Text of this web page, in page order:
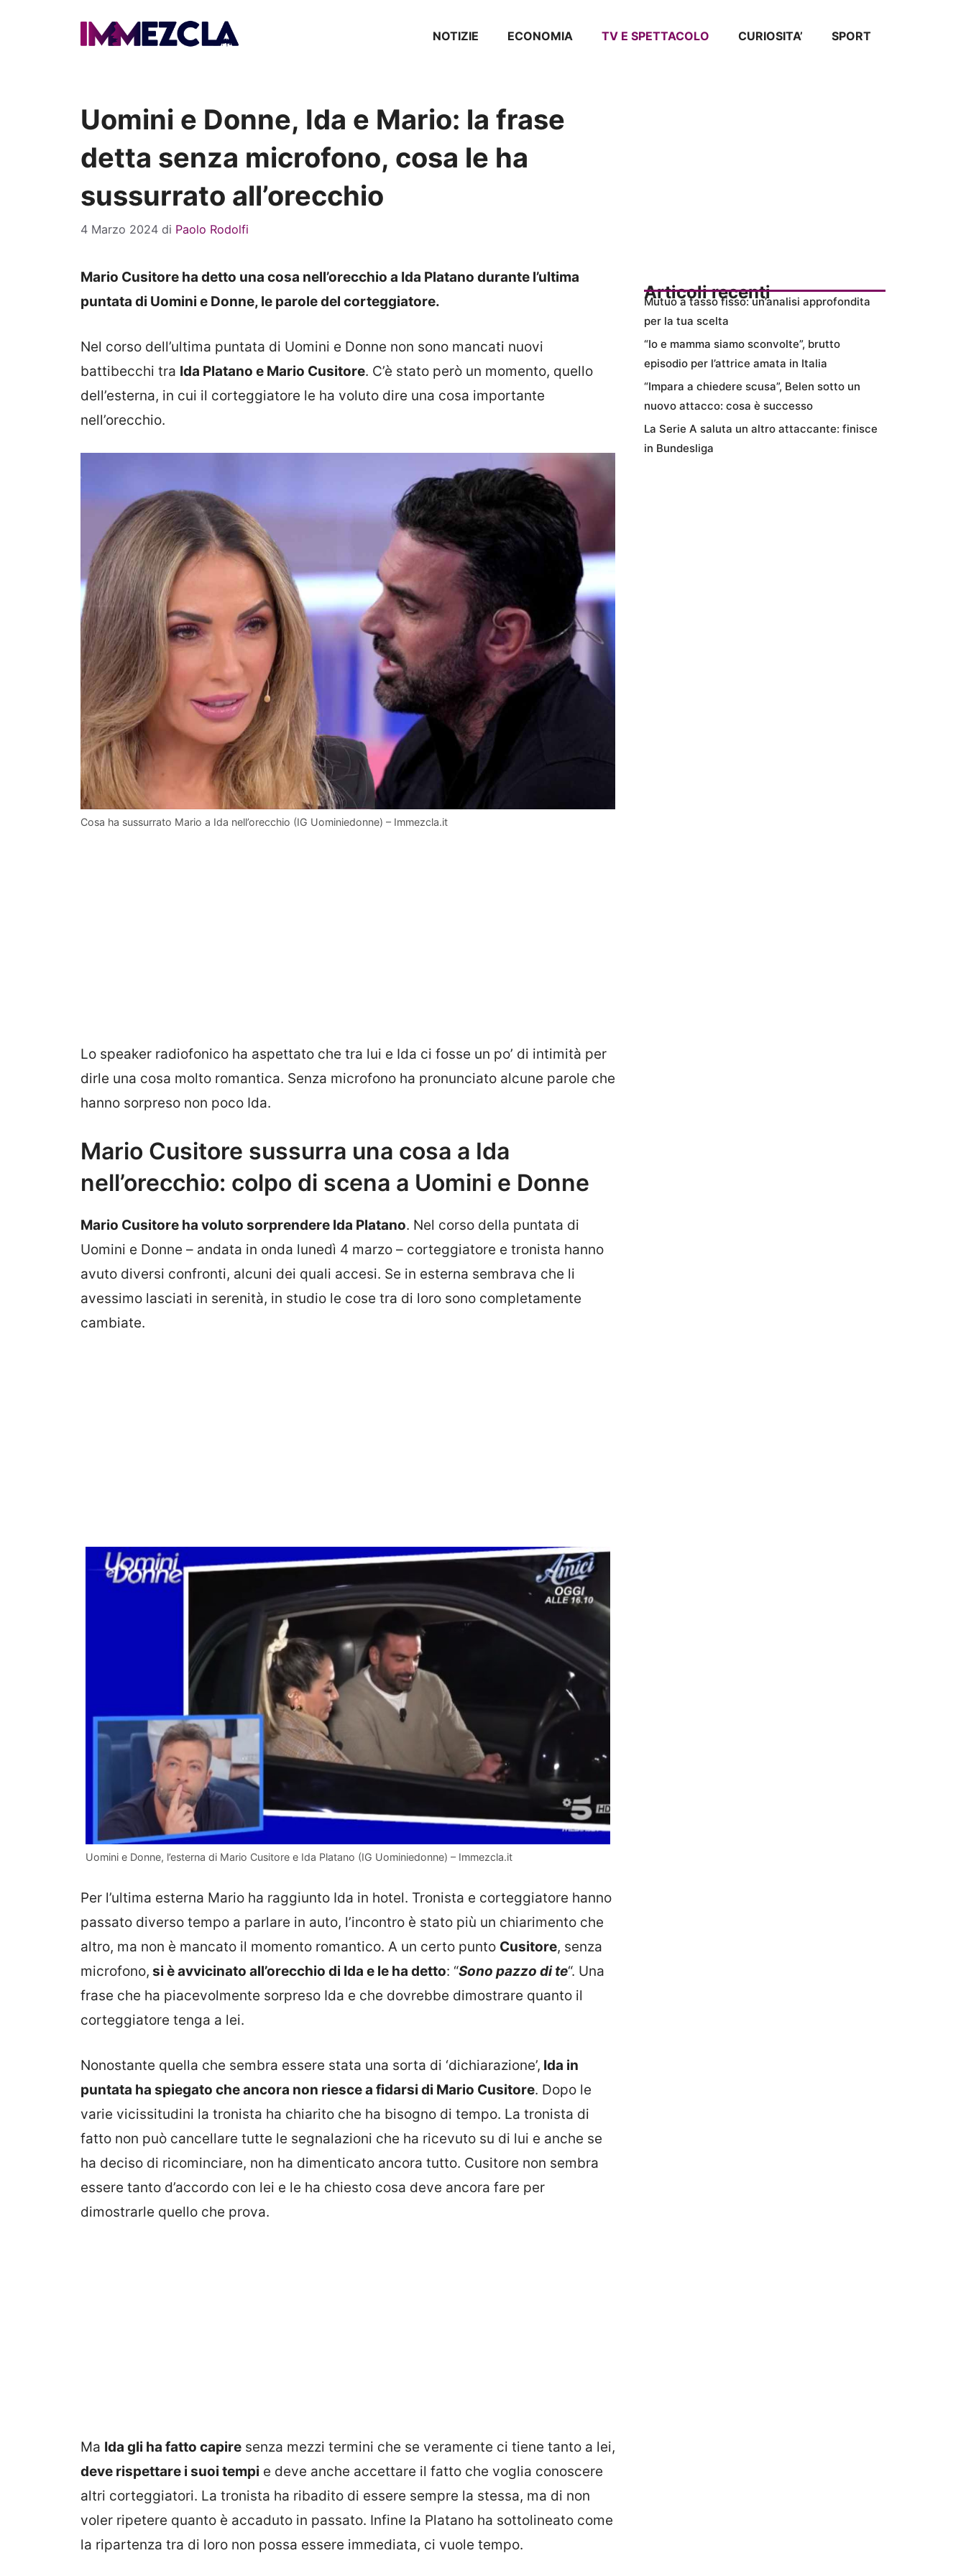
NOTIZIE ECONOMIA TV E SPETTACOLO CURIOSITA’ SPORT
Uomini e Donne, Ida e Mario: la frase
detta senza microfono, cosa le ha
sussurrato all’orecchio
4 Marzo 2024 di Paolo Rodolfi
Mario Cusitore ha detto una cosa nell’orecchio a Ida Platano durante l’ultima
puntata di Uomini e Donne, le parole del corteggiatore.
Nel corso dell’ultima puntata di Uomini e Donne non sono mancati nuovi
battibecchi tra Ida Platano e Mario Cusitore. C’è stato però un momento, quello
dell’esterna, in cui il corteggiatore le ha voluto dire una cosa importante
nell’orecchio.
Cosa ha sussurrato Mario a Ida nell’orecchio (IG Uominiedonne) – Immezcla.it
Lo speaker radiofonico ha aspettato che tra lui e Ida ci fosse un po’ di intimità per
dirle una cosa molto romantica. Senza microfono ha pronunciato alcune parole che
hanno sorpreso non poco Ida.
Mario Cusitore sussurra una cosa a Ida
nell’orecchio: colpo di scena a Uomini e Donne
Mario Cusitore ha voluto sorprendere Ida Platano. Nel corso della puntata di
Uomini e Donne – andata in onda lunedì 4 marzo – corteggiatore e tronista hanno
avuto diversi confronti, alcuni dei quali accesi. Se in esterna sembrava che li
avessimo lasciati in serenità, in studio le cose tra di loro sono completamente
cambiate.
Uomini e Donne, l’esterna di Mario Cusitore e Ida Platano (IG Uominiedonne) – Immezcla.it
Per l’ultima esterna Mario ha raggiunto Ida in hotel. Tronista e corteggiatore hanno
passato diverso tempo a parlare in auto, l’incontro è stato più un chiarimento che
altro, ma non è mancato il momento romantico. A un certo punto Cusitore, senza
microfono, si è avvicinato all’orecchio di Ida e le ha detto: “Sono pazzo di te“. Una
frase che ha piacevolmente sorpreso Ida e che dovrebbe dimostrare quanto il
corteggiatore tenga a lei.
Nonostante quella che sembra essere stata una sorta di ‘dichiarazione’, Ida in
puntata ha spiegato che ancora non riesce a fidarsi di Mario Cusitore. Dopo le
varie vicissitudini la tronista ha chiarito che ha bisogno di tempo. La tronista di
fatto non può cancellare tutte le segnalazioni che ha ricevuto su di lui e anche se
ha deciso di ricominciare, non ha dimenticato ancora tutto. Cusitore non sembra
essere tanto d’accordo con lei e le ha chiesto cosa deve ancora fare per
dimostrarle quello che prova.
Ma Ida gli ha fatto capire senza mezzi termini che se veramente ci tiene tanto a lei,
deve rispettare i suoi tempi e deve anche accettare il fatto che voglia conoscere
altri corteggiatori. La tronista ha ribadito di essere sempre la stessa, ma di non
voler ripetere quanto è accaduto in passato. Infine la Platano ha sottolineato come
la ripartenza tra di loro non possa essere immediata, ci vuole tempo.
Articoli recenti
Mutuo a tasso fisso: un’analisi approfondita
per la tua scelta
“Io e mamma siamo sconvolte”, brutto
episodio per l’attrice amata in Italia
“Impara a chiedere scusa”, Belen sotto un
nuovo attacco: cosa è successo
La Serie A saluta un altro attaccante: finisce
in Bundesliga